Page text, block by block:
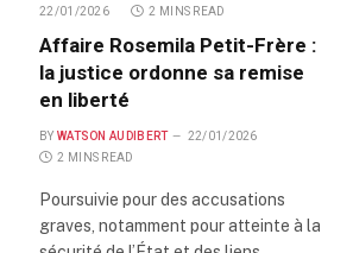
22/01/2026
2 MINS READ
Affaire Rosemila Petit-Frère :
la justice ordonne sa remise
en liberté
BY WATSON AUDIBERT
22/01/2026
2 MINS READ
Poursuivie pour des accusations
graves, notamment pour atteinte à la